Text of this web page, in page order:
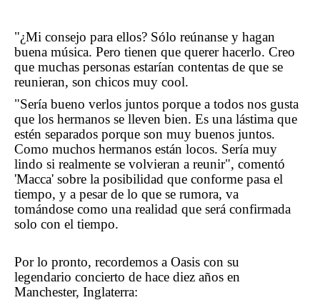
"¿Mi consejo para ellos? Sólo reúnanse y hagan
buena música. Pero tienen que querer hacerlo. Creo
que muchas personas estarían contentas de que se
reunieran, son chicos muy cool.
"Sería bueno verlos juntos porque a todos nos gusta
que los hermanos se lleven bien. Es una lástima que
estén separados porque son muy buenos juntos.
Como muchos hermanos están locos. Sería muy
lindo si realmente se volvieran a reunir", comentó
'Macca' sobre la posibilidad que conforme pasa el
tiempo, y a pesar de lo que se rumora, va
tomándose como una realidad que será confirmada
solo con el tiempo.
Por lo pronto, recordemos a Oasis con su
legendario concierto de hace diez años en
Manchester, Inglaterra: